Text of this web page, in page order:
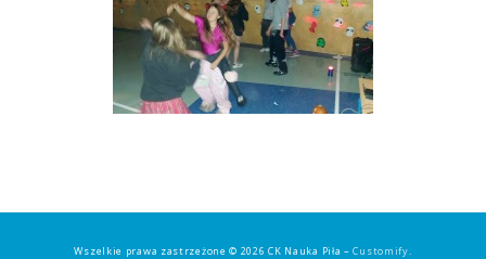
Wszelkie prawa zastrzeżone © 2026 CK Nauka Piła –Customify.